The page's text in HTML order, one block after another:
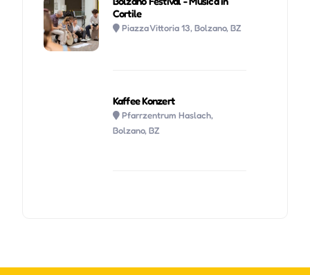
Cortile
Piazza Vittoria 13, Bolzano, BZ
Kaffee Konzert
Pfarrzentrum Haslach,
Bolzano, BZ